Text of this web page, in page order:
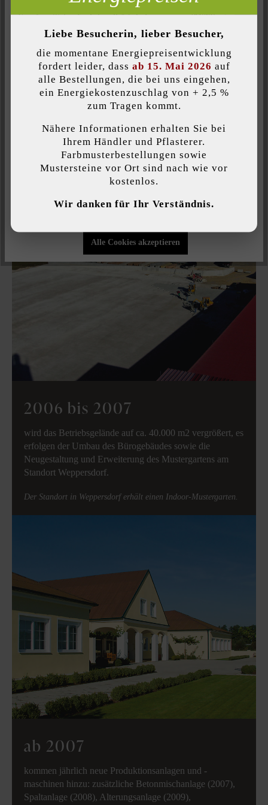
erfolgt eine komplette Erneuerung der Produktionslinien
und Vergrößerung des Betriebsgeländes auf insgesamt ca.
25.000 m2am Standort Weppersdorf.
2004
wird eine zusätzliche Produktionshalle am Standort
Das Betonwerk floriert
2006 bis 2007
wird das Betriebsgelände auf ca. 40.000 m2 vergrößert, es
erfolgen der Umbau des Bürogebäudes sowie die
Neugestaltung und Erweiterung des Mustergartens am
Standort Weppersdorf.
Der Standort in Weppersdorf erhält einen Indoor-Mustergarten.
ab 2007
kommen jährlich neue Produktionsanlagen und -
maschinen hinzu: zusätzliche Betonmischanlage (2007),
Spaltanlage (2008), Alterungsanlage (2009),
Komfort (Seitenfunktionalität) Inaktiv
Inaktiv
Individuelle Cookies akzeptieren
Funktionalität bieten zu können...Mehr Informationen
Individuelle Einstellungen
Alle Cookies akzeptieren
Liebe Besucherin, lieber Besucher,
die momentane Energiepreisentwicklung
fordert leider, dass ab 15. Mai 2026 auf
alle Bestellungen, die bei uns eingehen,
ein Energiekostenzuschlag von + 2,5 %
zum Tragen kommt.
Nähere Informationen erhalten Sie bei
Ihrem Händler und Pflasterer.
Farbmusterbestellungen sowie
Mustersteine vor Ort sind nach wie vor
kostenlos.
Wir danken für Ihr Verständnis.